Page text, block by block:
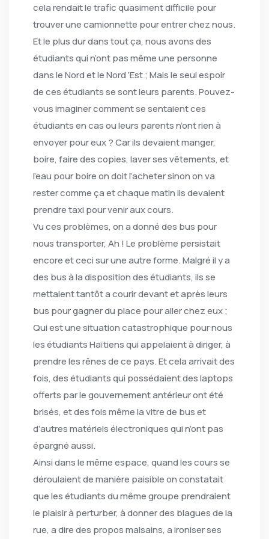
cela rendait le trafic quasiment difficile pour
trouver une camionnette pour entrer chez nous.
Et le plus dur dans tout ça, nous avons des
étudiants qui n’ont pas même une personne
dans le Nord et le Nord ’Est ; Mais le seul espoir
de ces étudiants se sont leurs parents. Pouvez-
vous imaginer comment se sentaient ces
étudiants en cas ou leurs parents n’ont rien à
envoyer pour eux ? Car ils devaient manger,
boire, faire des copies, laver ses vêtements, et
l’eau pour boire on doit l’acheter sinon on va
rester comme ça et chaque matin ils devaient
prendre taxi pour venir aux cours.
Vu ces problèmes, on a donné des bus pour
nous transporter, Ah ! Le problème persistait
encore et ceci sur une autre forme. Malgré il y a
des bus à la disposition des étudiants, ils se
mettaient tantôt a courir devant et après leurs
bus pour gagner du place pour aller chez eux ;
Qui est une situation catastrophique pour nous
les étudiants Haïtiens qui appelaient à diriger, à
prendre les rênes de ce pays. Et cela arrivait des
fois, des étudiants qui possédaient des laptops
offerts par le gouvernement antérieur ont été
brisés, et des fois même la vitre de bus et
d’autres matériels électroniques qui n’ont pas
épargné aussi.
Ainsi dans le même espace, quand les cours se
déroulaient de manière paisible on constatait
que les étudiants du même groupe prendraient
le plaisir à perturber, à donner des blagues de la
rue, a dire des propos malsains, a ironiser ses